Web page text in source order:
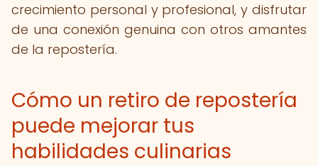
crecimiento personal y profesional, y disfrutar
de una conexión genuina con otros amantes
de la repostería.
Cómo un retiro de repostería
puede mejorar tus
habilidades culinarias